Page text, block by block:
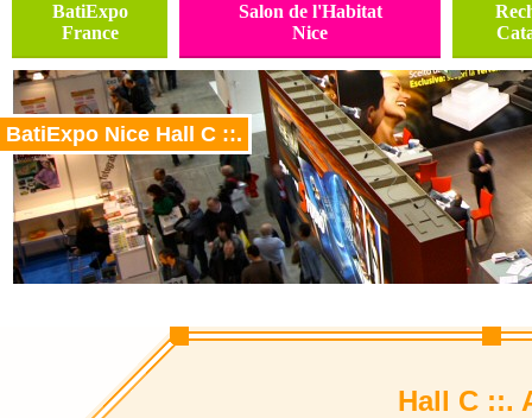
BatiExpo
France
Salon de l'Habitat
Nice
BatiExpo Nice Hall C ::.
Hall C ::.